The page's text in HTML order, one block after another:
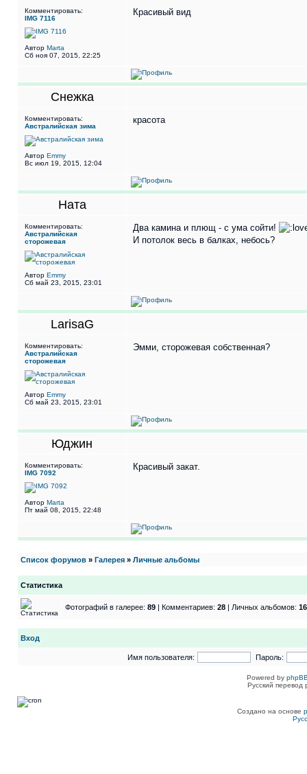
Комментировать:
IMG 7116
Автор Marta
Сб ноя 07, 2015, 22:25
Красивый вид
Снежка
Комментировать:
Австралийская зима
Автор Emmy
Вс июл 19, 2015, 12:04
красота
Ната
Комментировать:
Австралийская
сторожевая
Автор Emmy
Сб май 23, 2015, 23:01
Два камина и плющ - с ума сойти!
И потолок весь в балках, небось?
LarisaG
Комментировать:
Австралийская
сторожевая
Автор Emmy
Сб май 23, 2015, 23:01
Эмми, сторожевая собственная?
Юджин
Комментировать:
IMG 7092
Автор Marta
Пт май 08, 2015, 22:48
Красивый закат.
Список форумов » Галерея » Личные альбомы
Статистика
Фотографий в галерее: 89 | Комментариев: 28 | Личных альбомов: 16
Вход
Имя пользователя: Пароль:
Powered by
Русский
Создано на основе